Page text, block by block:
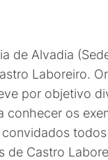
de Alvadia
Laboreiro.
por objetivo
conhecer os
convidados
de Castro